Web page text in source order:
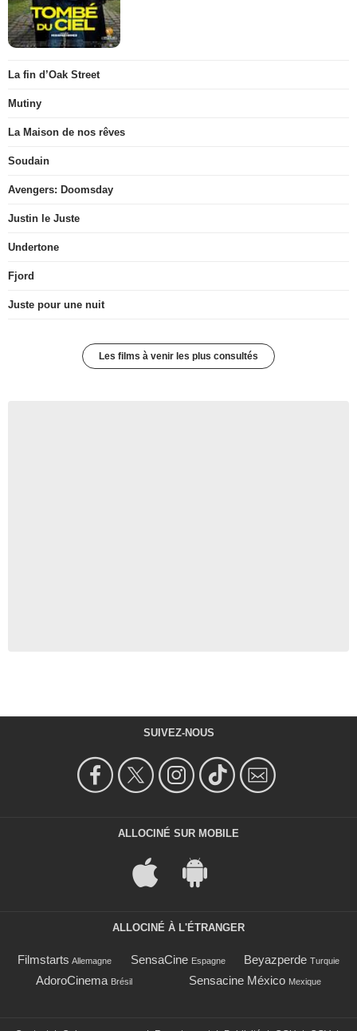
La fin d’Oak Street
Mutiny
La Maison de nos rêves
Soudain
Avengers: Doomsday
Justin le Juste
Undertone
Fjord
Juste pour une nuit
Les films à venir les plus consultés
SUIVEZ-NOUS
ALLOCINÉ SUR MOBILE
ALLOCINÉ À L'ÉTRANGER
Filmstarts Allemagne SensaCine Espagne Beyazperde Turquie
AdoroCinema Brésil Sensacine México Mexique